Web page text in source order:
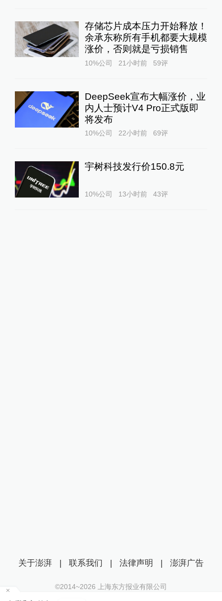
存储芯片成本压力开始释放！
余承东称所有手机都要大规模
涨价，否则就是亏损销售
10%公司 21小时前 59评
DeepSeek宣布大幅涨价，业
内人士预计V4 Pro正式版即
将发布
10%公司 22小时前 69评
宇树科技发行价150.8元
10%公司 13小时前 43评
关于澎湃 | 联系我们 | 法律声明 | 澎湃广告
©2014~2026 上海东方报业有限公司
沪ICP证：沪B2-20170116 | 沪ICP备14003370号